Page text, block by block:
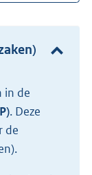
in de
. Deze
de